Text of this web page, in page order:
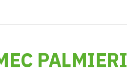
PALMIERI